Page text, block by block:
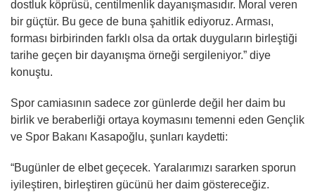
dostluk köprüsü, centilmenlik dayanışmasıdır. Moral veren
bir güçtür. Bu gece de buna şahitlik ediyoruz. Arması,
forması birbirinden farklı olsa da ortak duyguların birleştiği
tarihe geçen bir dayanışma örneği sergileniyor.” diye
konuştu.
Spor camiasının sadece zor günlerde değil her daim bu
birlik ve beraberliği ortaya koymasını temenni eden Gençlik
ve Spor Bakanı Kasapoğlu, şunları kaydetti:
“Bugünler de elbet geçecek. Yaralarımızı sararken sporun
iyileştiren, birleştiren gücünü her daim göstereceğiz.